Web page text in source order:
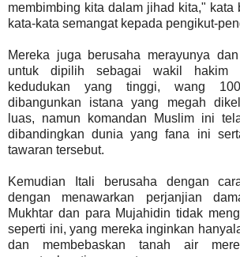
membimbing kita dalam jihad kita," kata
kata-kata semangat kepada pengikut-
Mereka juga berusaha merayunya
untuk dipilih sebagai wakil hakim
kedudukan yang tinggi, wang
dibangunkan istana yang megah
luas, namun komandan Muslim ini
dibandingkan dunia yang fana ini
tawaran tersebut.
Kemudian Itali berusaha dengan
dengan menawarkan perjanjian
Mukhtar dan para Mujahidin tidak
seperti ini, yang mereka inginkan
dan membebaskan tanah air